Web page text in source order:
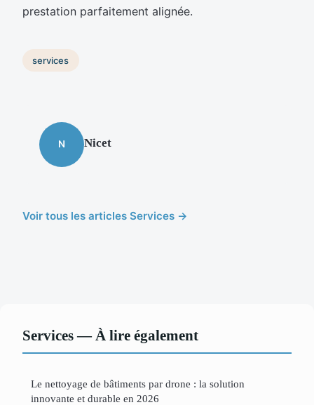
prestation parfaitement alignée.
services
N Nicet
Voir tous les articles Services →
Services — À lire également
Le nettoyage de bâtiments par drone : la solution
innovante et durable en 2026